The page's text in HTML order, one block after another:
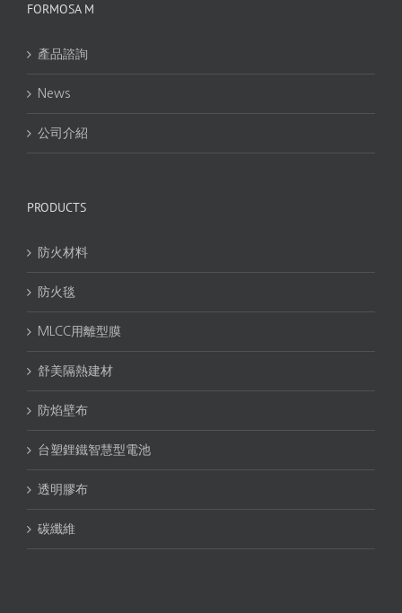
FORMOSA M
產品諮詢
News
公司介紹
PRODUCTS
防火材料
防火毯
MLCC用離型膜
舒美隔熱建材
防焰壁布
台塑鋰鐵智慧型電池
透明膠布
碳纖維